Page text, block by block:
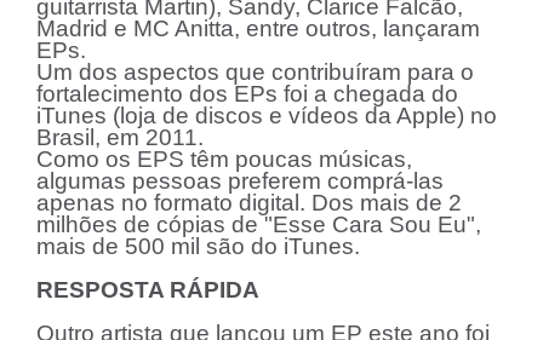
guitarrista Martin), Sandy, Clarice Falcão,
Madrid e MC Anitta, entre outros, lançaram
EPs.
Um dos aspectos que contribuíram para o
fortalecimento dos EPs foi a chegada do
iTunes (loja de discos e vídeos da Apple) no
Brasil, em 2011.
Como os EPS têm poucas músicas,
algumas pessoas preferem comprá-las
apenas no formato digital. Dos mais de 2
milhões de cópias de "Esse Cara Sou Eu",
mais de 500 mil são do iTunes.
RESPOSTA RÁPIDA
Outro artista que lançou um EP este ano foi